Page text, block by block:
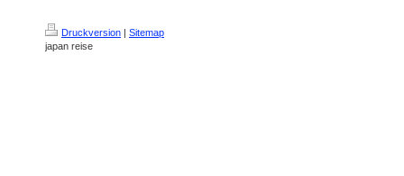
Druckversion | Sitemap
japan reise